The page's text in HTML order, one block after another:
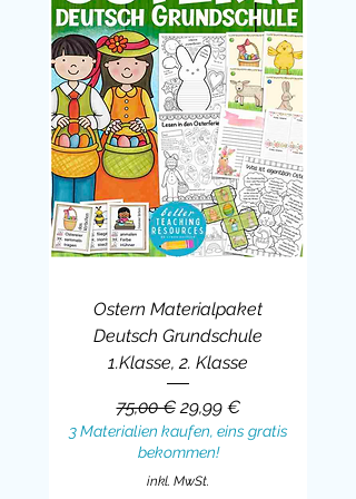
Ostern Materialpaket
Deutsch Grundschule
1.Klasse, 2. Klasse
Standardpreis
75,00 € Sale-Preis
29,99 €
3 Materialien kaufen, eins gratis
bekommen!
inkl. MwSt.